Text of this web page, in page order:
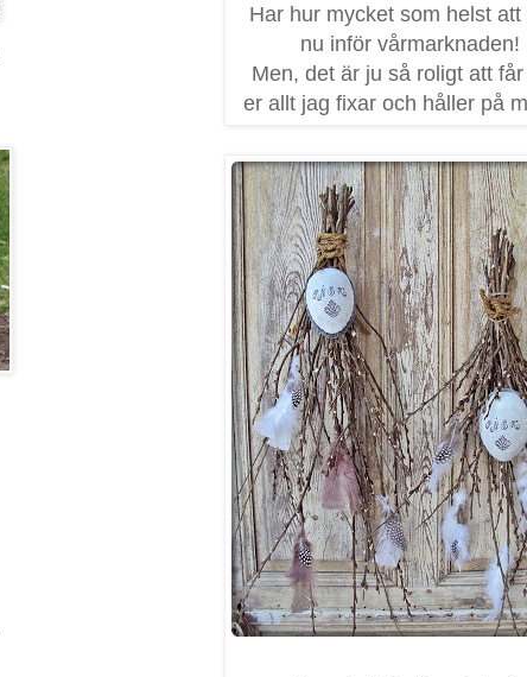
Har hur mycket som helst att
nu inför vårmarknaden!
Men, det är ju så roligt att
er allt jag fixar och håller på